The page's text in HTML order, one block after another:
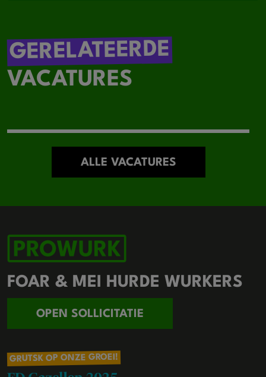
GERELATEERDE
VACATURES
ALLE VACATURES
FOAR & MEI HURDE WURKERS
OPEN SOLLICITATIE
GRUTSK OP ONZE GROEI!